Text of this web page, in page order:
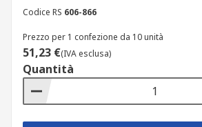
Codice RS 606-866
Prezzo per 1 confezione da 10 unità
51,23 €(IVA esclusa)
Quantità